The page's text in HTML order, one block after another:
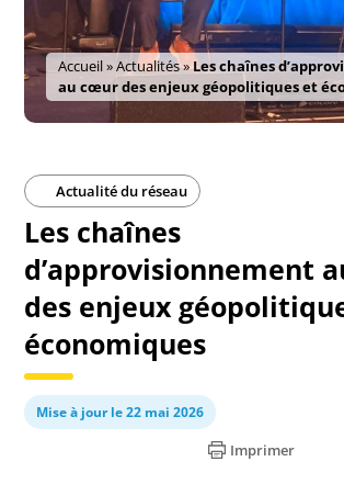
Accueil»Actualités»Les chaînes
au cœur des enjeux géopolitiques et
Actualité du réseau
Les chaînes
d’approvisionnement
des enjeux
économiques
Mise à jour le 22 mai 2026
Imprimer